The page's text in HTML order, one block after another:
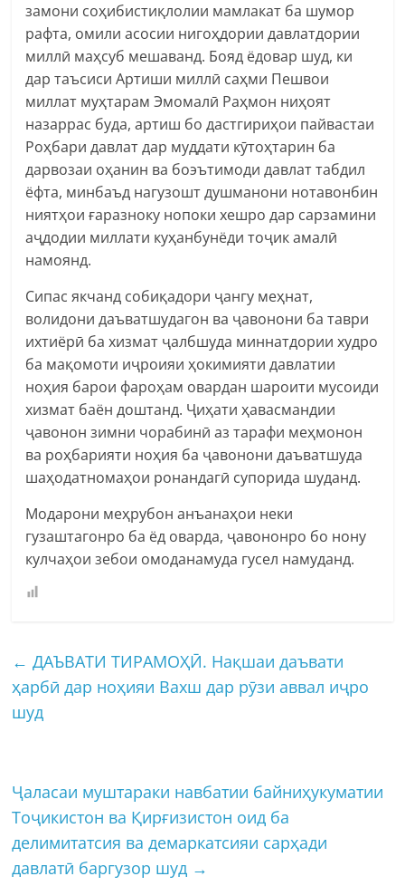
замони соҳибистиқлолии мамлакат ба шумор
рафта, омили асосии нигоҳдории давлатдории
миллӣ маҳсуб мешаванд. Бояд ёдовар шуд, ки
дар таъсиси Артиши миллӣ саҳми Пешвои
миллат муҳтарам Эмомалӣ Раҳмон ниҳоят
назаррас буда, артиш бо дастгириҳои пайвастаи
Роҳбари давлат дар муддати кӯтоҳтарин ба
дарвозаи оҳанин ва боэътимоди давлат табдил
ёфта, минбаъд нагузошт душманони нотавонбин
ниятҳои ғаразноку нопоки хешро дар сарзамини
аҷдодии миллати куҳанбунёди тоҷик амалӣ
намоянд.
Сипас якчанд собиқадори ҷангу меҳнат,
волидони даъватшудагон ва ҷавонони ба таври
ихтиёрӣ ба хизмат ҷалбшуда миннатдории худро
ба мақомоти иҷроияи ҳокимияти давлатии
ноҳия барои фароҳам овардан шароити мусоиди
хизмат баён доштанд. Ҷиҳати ҳавасмандии
ҷавонон зимни чорабинӣ аз тарафи меҳмонон
ва роҳбарияти ноҳия ба ҷавонони даъватшуда
шаҳодатномаҳои ронандагӣ супорида шуданд.
Модарони меҳрубон анъанаҳои неки
гузаштагонро ба ёд оварда, ҷавононро бо нону
кулчаҳои зебои омоданамуда гусел намуданд.
← ДАЪВАТИ ТИРАМОҲӢ. Нақшаи даъвати
ҳарбӣ дар ноҳияи Вахш дар рӯзи аввал иҷро
шуд
Ҷаласаи муштараки навбатии байниҳукуматии
Тоҷикистон ва Қирғизистон оид ба
делимитатсия ва демаркатсияи сарҳади
давлатӣ баргузор шуд →